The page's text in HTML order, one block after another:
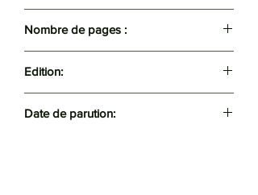
Nombre de pages :
Edition:
Date de parution: